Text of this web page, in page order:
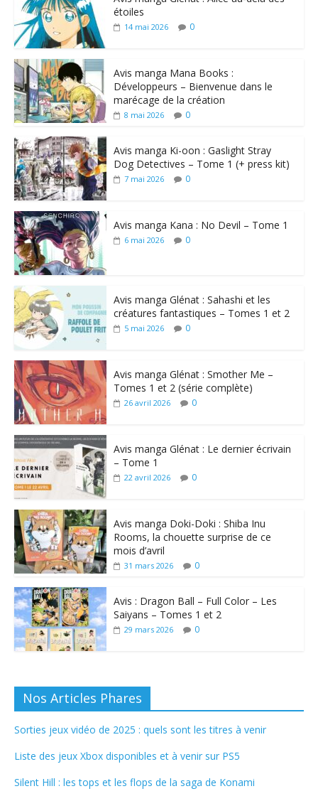
étoiles
14 mai 2026 0
Avis manga Mana Books :
Développeurs – Bienvenue dans le
marécage de la création
8 mai 2026 0
Avis manga Ki-oon : Gaslight Stray
Dog Detectives – Tome 1 (+ press kit)
7 mai 2026 0
Avis manga Kana : No Devil – Tome 1
6 mai 2026 0
Avis manga Glénat : Sahashi et les
créatures fantastiques – Tomes 1 et 2
5 mai 2026 0
Avis manga Glénat : Smother Me –
Tomes 1 et 2 (série complète)
26 avril 2026 0
Avis manga Glénat : Le dernier écrivain
– Tome 1
22 avril 2026 0
Avis manga Doki-Doki : Shiba Inu
Rooms, la chouette surprise de ce
mois d’avril
31 mars 2026 0
Avis : Dragon Ball – Full Color – Les
Saiyans – Tomes 1 et 2
29 mars 2026 0
Nos Articles Phares
Sorties jeux vidéo de 2025 : quels sont les titres à venir
Liste des jeux Xbox disponibles et à venir sur PS5
Silent Hill : les tops et les flops de la saga de Konami